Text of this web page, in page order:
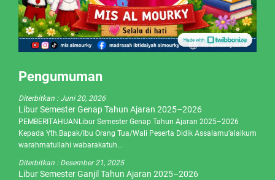
Pengumuman
Diterbitkan :Juni 20, 2026
Libur Semester Genap Tahun Ajaran 2025–2026
PEMBERITAHUANLibur Semester Genap Tahun Ajaran 2025–2026
Kepada Yth.Bapak/Ibu Orang Tua/Wali Peserta Didik Assalamu’alaikum
warahmatullahi wabarakatuh...
Diterbitkan : Desember 21, 2025
Libur Semester Ganjil Tahun Ajaran 2025–2026